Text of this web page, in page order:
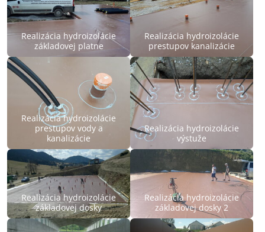
Realizácia hydroizolácie
základovej platne
Realizácia hydroizolácie
prestupov kanalizácie
Realizácia hydroizolácie
prestupov vody a
kanalizácie
Realizácia hydroizolácie
výstuže
Realizácia hydroizolácie
základovej dosky
Realizácia hydroizolácie
základovej dosky 2